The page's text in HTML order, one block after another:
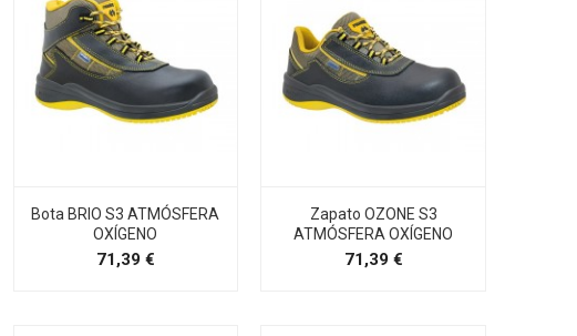
Bota BRIO S3 ATMÓSFERA
OXÍGENO
71,39 €Precio
Zapato OZONE S3
ATMÓSFERA OXÍGENO
71,39 €Precio